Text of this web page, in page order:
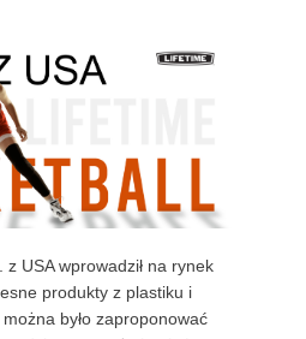
USA wprowadził na rynek
produkty z plastiku i
było zaproponować